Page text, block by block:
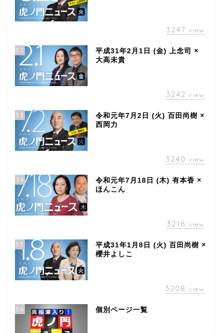
3247 view
32
平成31年2月1日 (金) 上念司 ×
大高未貴
3242 view
33
令和元年7月2日 (火) 百田尚樹 ×
西岡力
3240 view
34
令和元年7月18日 (木) 有本香 ×
ほんこん
3218 view
35
平成31年1月8日 (火) 百田尚樹 ×
櫻井よしこ
3208 view
36 個別ページ一覧